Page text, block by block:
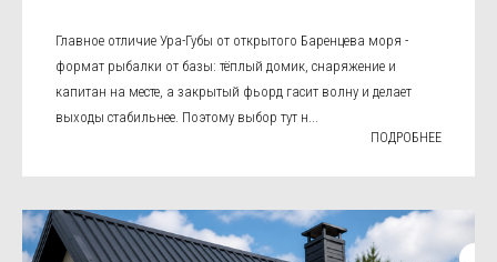
Главное отличие Ура-Губы от открытого Баренцева моря -
формат рыбалки от базы: тёплый домик, снаряжение и
капитан на месте, а закрытый фьорд гасит волну и делает
выходы стабильнее. Поэтому выбор тут н...
ПОДРОБНЕЕ